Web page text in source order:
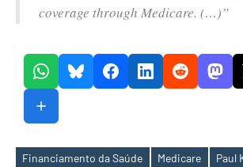
coverage through Medicare. (…)”
Financiamento da Saúde Medicare
Paul